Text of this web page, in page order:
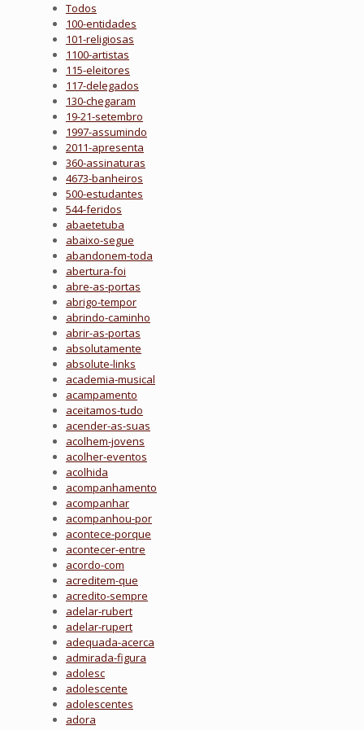
Todos
100-entidades
101-religiosas
1100-artistas
115-eleitores
117-delegados
130-chegaram
19-21-setembro
1997-assumindo
2011-apresenta
360-assinaturas
4673-banheiros
500-estudantes
544-feridos
abaetetuba
abaixo-segue
abandonem-toda
abertura-foi
abre-as-portas
abrigo-tempor
abrindo-caminho
abrir-as-portas
absolutamente
absolute-links
academia-musical
acampamento
aceitamos-tudo
acender-as-suas
acolhem-jovens
acolher-eventos
acolhida
acompanhamento
acompanhar
acompanhou-por
acontece-porque
acontecer-entre
acordo-com
acreditem-que
acredito-sempre
adelar-rubert
adelar-rupert
adequada-acerca
admirada-figura
adolesc
adolescente
adolescentes
adora